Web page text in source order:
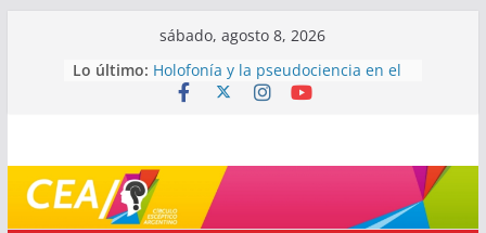
sábado, agosto 8, 2026
Lo último: Holofonía y la pseudociencia en el
audio
Mayéutica (o cómo debatir sin
terminar a los golpes)
Somos menos capaces de lo que